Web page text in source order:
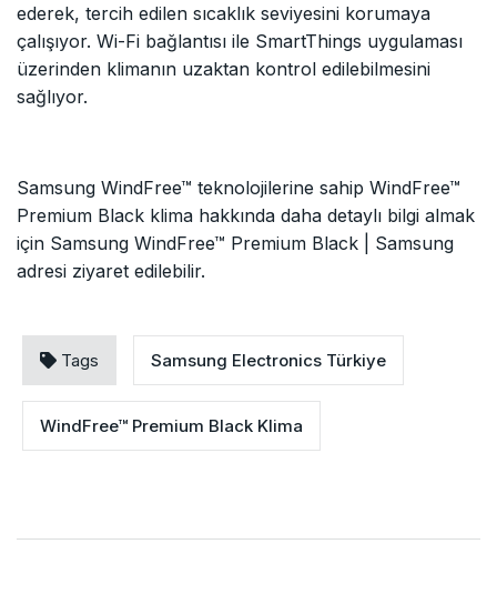
ederek, tercih edilen sıcaklık seviyesini korumaya
çalışıyor. Wi-Fi bağlantısı ile SmartThings uygulaması
üzerinden klimanın uzaktan kontrol edilebilmesini
sağlıyor.
Samsung WindFree™ teknolojilerine sahip WindFree™
Premium Black klima hakkında daha detaylı bilgi almak
için Samsung WindFree™ Premium Black | Samsung
adresi ziyaret edilebilir.
Tags Samsung Electronics Türkiye
WindFree™ Premium Black Klima